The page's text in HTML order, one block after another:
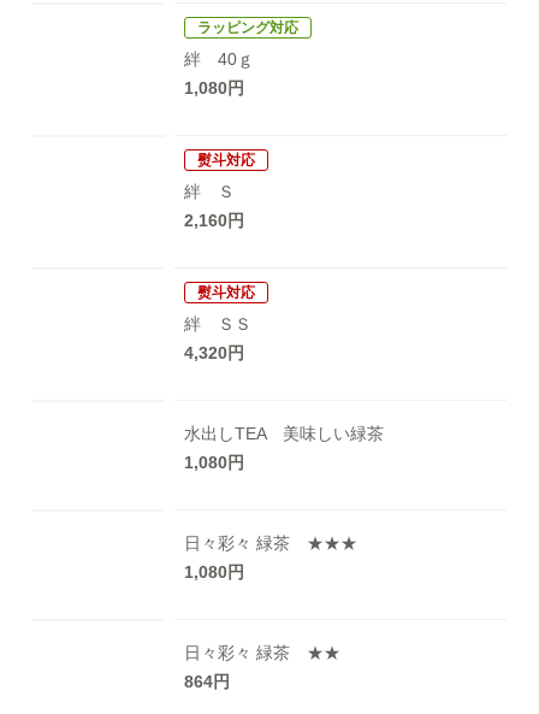
ラッピング対応
絆 40ｇ
1,080円
熨斗対応
絆 Ｓ
2,160円
熨斗対応
絆 ＳＳ
4,320円
水出しTEA 美味しい緑茶
1,080円
日々彩々 緑茶 ★★★
1,080円
日々彩々 緑茶 ★★
864円